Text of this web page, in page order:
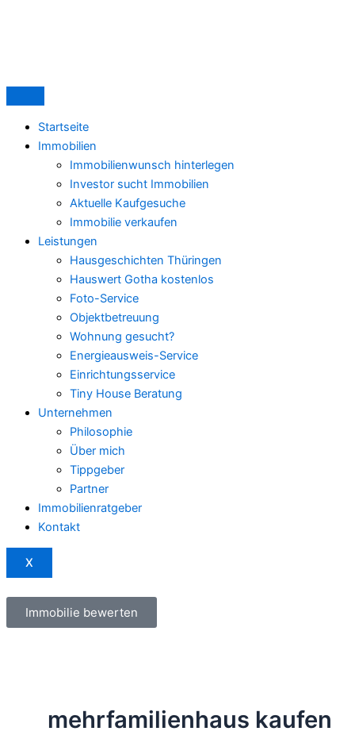
Startseite
Immobilien
Immobilienwunsch hinterlegen
Investor sucht Immobilien
Aktuelle Kaufgesuche
Immobilie verkaufen
Leistungen
Hausgeschichten Thüringen
Hauswert Gotha kostenlos
Foto-Service
Objektbetreuung
Wohnung gesucht?
Energieausweis-Service
Einrichtungsservice
Tiny House Beratung
Unternehmen
Philosophie
Über mich
Tippgeber
Partner
Immobilienratgeber
Kontakt
X
Immobilie bewerten
mehrfamilienhaus kaufen